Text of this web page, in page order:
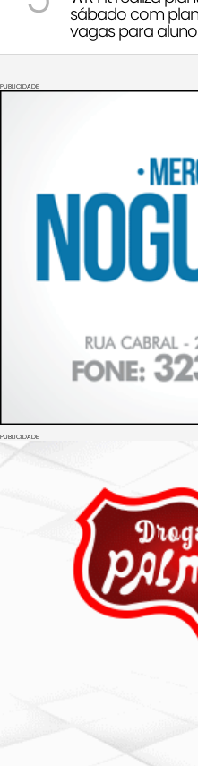
sábado com
vagas para
PUBLICIDADE
PUBLICIDADE